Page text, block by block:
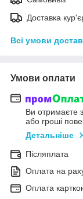
Доставка
Всі умови
Умови оплати
Ви отримаєте
або гроші
Детальніше
Післяплата
Оплата на
Оплата